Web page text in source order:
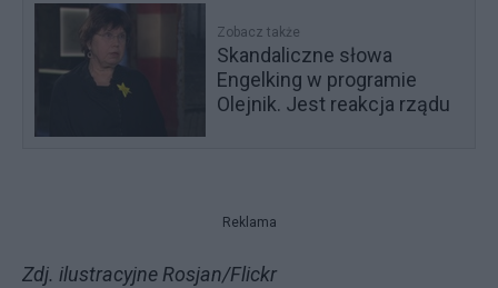
Zobacz także
Skandaliczne słowa
Engelking w programie
Olejnik. Jest reakcja rządu
Reklama
Zdj. ilustracyjne Rosjan/Flickr